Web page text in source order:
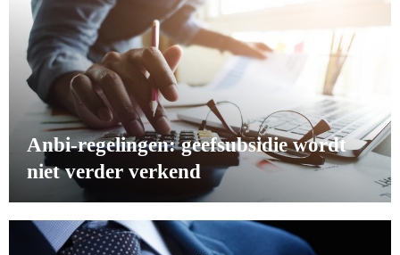
Anbi-regelingen: geefsubsidie wordt
niet verder verkend